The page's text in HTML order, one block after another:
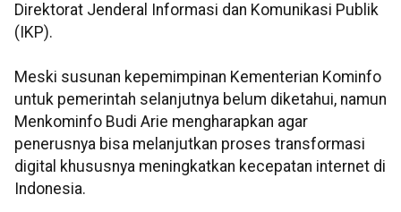
Direktorat Jenderal Informasi dan Komunikasi Publik
(IKP).
Meski susunan kepemimpinan Kementerian Kominfo
untuk pemerintah selanjutnya belum diketahui, namun
Menkominfo Budi Arie mengharapkan agar
penerusnya bisa melanjutkan proses transformasi
digital khususnya meningkatkan kecepatan internet di
Indonesia.